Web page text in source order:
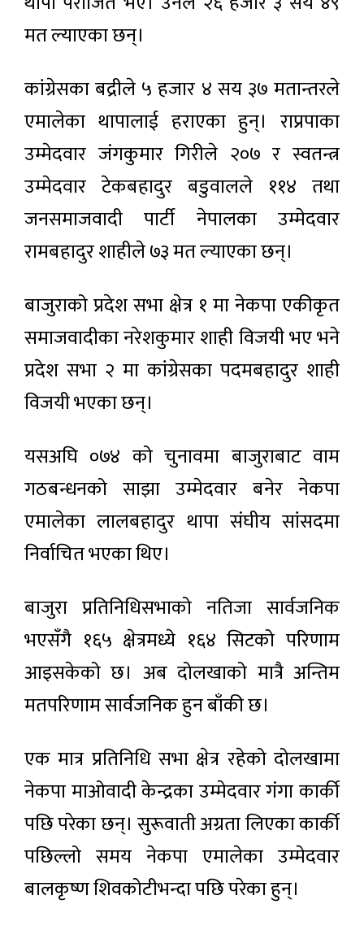
मत ल्याएका छन्।
कांग्रेसका बद्रीले ५ हजार ४ सय ३७ मतान्तरले
एमालेका थापालाई हराएका हुन्। राप्रपाका
उम्मेदवार जंगकुमार गिरीले २०७ र स्वतन्त्र
उम्मेदवार टेकबहादुर बडुवालले ११४ तथा
जनसमाजवादी पार्टी नेपालका उम्मेदवार
रामबहादुर शाहीले ७३ मत ल्याएका छन्।
बाजुराको प्रदेश सभा क्षेत्र १ मा नेकपा एकीकृत
समाजवादीका नरेशकुमार शाही विजयी भए भने
प्रदेश सभा २ मा कांग्रेसका पदमबहादुर शाही
विजयी भएका छन्।
यसअघि ०७४ को चुनावमा बाजुराबाट वाम
गठबन्धनको साझा उम्मेदवार बनेर नेकपा
एमालेका लालबहादुर थापा संघीय सांसदमा
निर्वाचित भएका थिए।
बाजुरा प्रतिनिधिसभाको नतिजा सार्वजनिक
भएसँगै १६५ क्षेत्रमध्ये १६४ सिटको परिणाम
आइसकेको छ। अब दोलखाको मात्रै अन्तिम
मतपरिणाम सार्वजनिक हुन बाँकी छ।
एक मात्र प्रतिनिधि सभा क्षेत्र रहेको दोलखामा
नेकपा माओवादी केन्द्रका उम्मेदवार गंगा कार्की
पछि परेका छन्। सुरूवाती अग्रता लिएका कार्की
पछिल्लो समय नेकपा एमालेका उम्मेदवार
बालकृष्ण शिवकोटीभन्दा पछि परेका हुन्।